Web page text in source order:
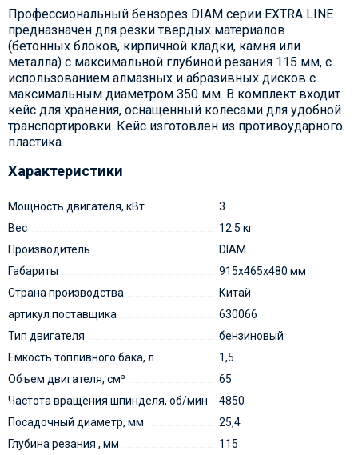
Профессиональный бензорез DIAM серии EXTRA LINE
предназначен для резки твердых материалов
(бетонных блоков, кирпичной кладки, камня или
металла) c максимальной глубиной резания 115 мм, с
использованием алмазных и абразивных дисков с
максимальным диаметром 350 мм. В комплект входит
кейс для хранения, оснащенный колесами для удобной
транспортировки. Кейс изготовлен из противоударного
пластика.
Характеристики
Мощность двигателя, кВт
3
Вес
12.5 кг
Производитель
DIAM
Габариты
915x465x480 мм
Страна производства
Китай
артикул поставщика
630066
Тип двигателя
бензиновый
Емкость топливного бака, л
1,5
Объем двигателя, см³
65
Частота вращения шпинделя, об/мин
4850
Посадочный диаметр, мм
25,4
Глубина резания , мм
115